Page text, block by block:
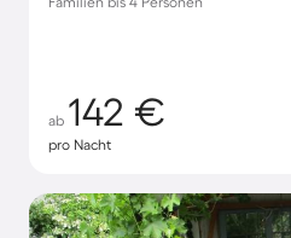
ab 142 €
pro Nacht